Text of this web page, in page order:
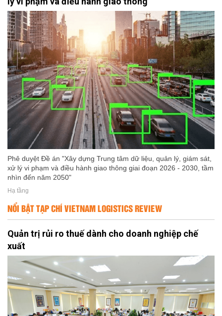
Phê duyệt Đề án "Xây dựng Trung tâm dữ liệu, quản lý, giám sát,
xử lý vi phạm và điều hành giao thông giai đoạn 2026 - 2030, tầm
nhìn đến năm 2050"
Hạ tầng
NỔI BẬT TẠP CHÍ VIETNAM LOGISTICS REVIEW
Quản trị rủi ro thuế dành cho doanh nghiệp chế
xuất